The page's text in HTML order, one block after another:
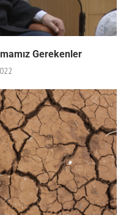
Gerekenler